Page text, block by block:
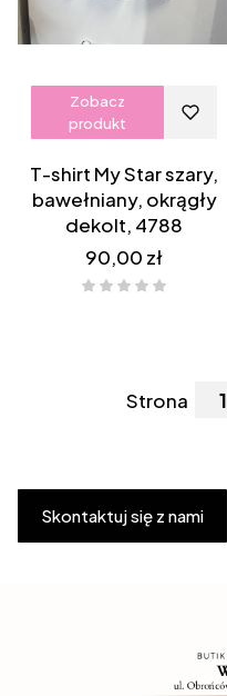
Zobacz
produkt
T-shirt My Star szary,
bawełniany, okrągły
dekolt, 4788
Cena
90,00 zł
Strona
Skontaktuj się z nami